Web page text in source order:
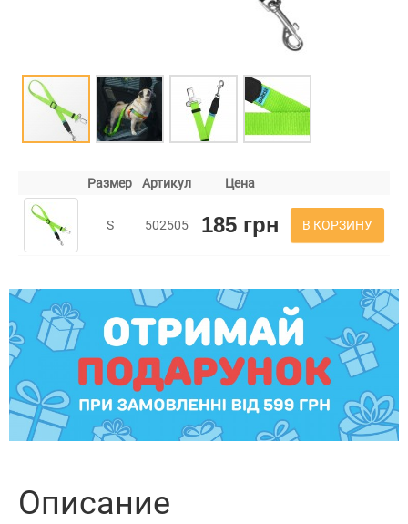
Размер Артикул Цена
S 502505 185 грн В КОРЗИНУ
Описание